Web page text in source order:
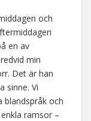
och
en av
min
Det är han
sinne. Vi
blandspråk och
ramsor –